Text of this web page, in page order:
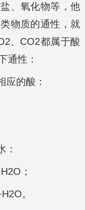
、氧化物等，他
物质的通性，就
、CO2都属于酸
通性：
应的酸：
：
；
。